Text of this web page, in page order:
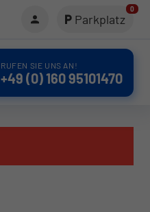
Parkplatz
0
RUFEN SIE UNS AN!
+49 (0) 160 95101470